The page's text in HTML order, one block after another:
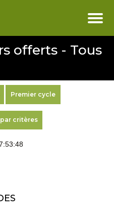
offerts - Tous
Premier cycle
critères